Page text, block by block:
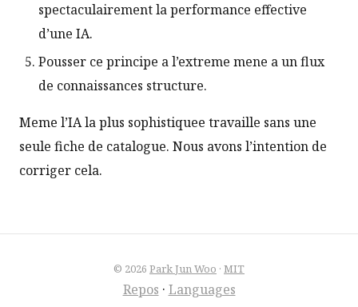
spectaculairement la performance effective
d’une IA.
Pousser ce principe a l’extreme mene a un flux
de connaissances structure.
Meme l’IA la plus sophistiquee travaille sans une
seule fiche de catalogue. Nous avons l’intention de
corriger cela.
© 2026 Park Jun Woo · MIT
Repos · Languages